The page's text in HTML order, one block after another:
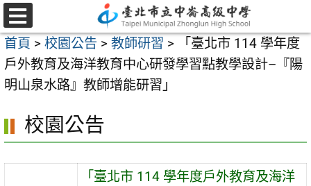
跳
至
主
要
內
區
選
單
首頁 > 校園公告 > 教師研習 >
「臺北市 114 學年度
戶外教育及海洋教育中心研發學習點教學設計–『陽
明山泉水路』教師增能研習」
校園公告
「臺北市 114 學年度戶外教育及海洋